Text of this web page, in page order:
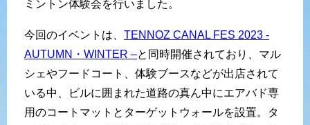
ミントン体験会を行いました。
今回のイベントは、 TENNOZ CANAL FES 2023 -
AUTUMN・WINTER –と同時開催されており、マル
シェやフードコート、体験ブースなどが出店されて
いる中、ビルに囲まれた道路の真ん中にエアバド専
用のコートマットとターゲットウォールを設置。タ